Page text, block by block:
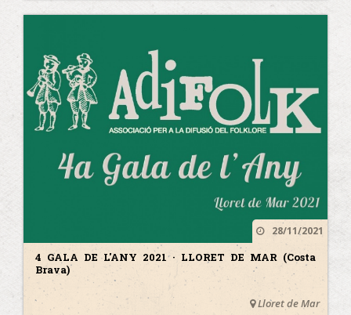
28/11/2021
4 GALA DE L'ANY 2021 · LLORET DE MAR (Costa
Brava)
Lloret de Mar